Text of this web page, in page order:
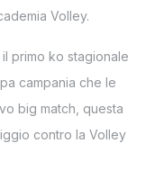
Volley.
primo ko stagionale
campania che le
big match, questa
contro la Volley